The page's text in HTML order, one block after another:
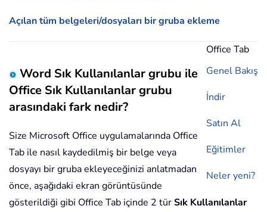
Açılan tüm belgeleri/dosyaları bir gruba ekleme
Office Tab
Genel Bakış
İndir
Satın Al
Eğitimler
Neler yeni?
Word Sık Kullanılanlar grubu ile
Office Sık Kullanılanlar grubu
arasındaki fark nedir?
Size Microsoft Office uygulamalarında Office
Tab ile nasıl kaydedilmiş bir belge veya
dosyayı bir gruba ekleyeceğinizi anlatmadan
önce, aşağıdaki ekran görüntüsünde
gösterildiği gibi Office Tab içinde 2 türSık Kullanılanlar